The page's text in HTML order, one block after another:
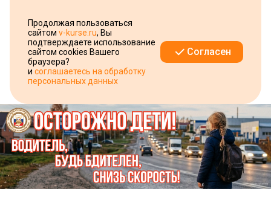
Продолжая пользоваться
сайтом v-kurse.ru, Вы
подтверждаете использование
сайтом cookies Вашего
браузера?
и соглашаетесь на обработку
персональных данных
Согласен